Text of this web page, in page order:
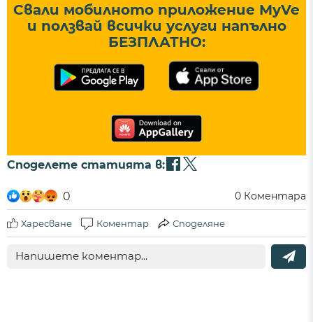
Свали мобилното приложение MyVe
и ползвай всички услуги напълно
БЕЗПЛАТНО:
Споделете статията в:
0 0 Коментара
Харесване Коментар Споделяне